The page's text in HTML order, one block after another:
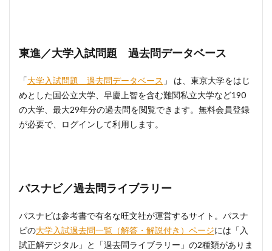
東進／大学入試問題 過去問データベース
「大学入試問題 過去問データベース 」 は、東京大学をはじ
めとした国公立大学、早慶上智を含む難関私立大学など190
の大学、最大29年分の過去問を閲覧できます。無料会員登録
が必要で、ログインして利用します。
パスナビ／過去問ライブラリー
パスナビは参考書で有名な旺文社が運営するサイト。パスナ
ビの大学入試過去問一覧（解答・解説付き）ページには「入
試正解デジタル」と「過去問ライブラリー」の2種類がありま